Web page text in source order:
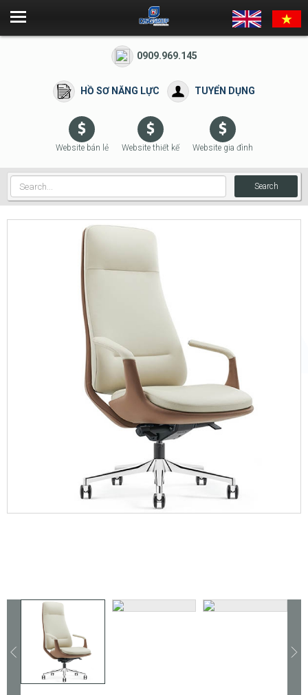
0909.969.145
HỒ SƠ NĂNG LỰC TUYỂN DỤNG
Website bán lẻ Website thiết kế Website gia đình
Search